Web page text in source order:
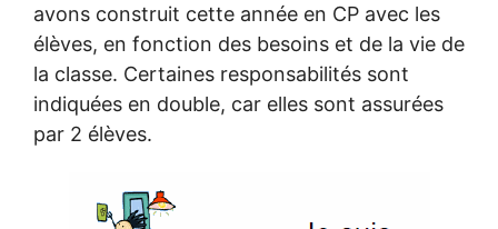
avons construit cette année en CP avec les
élèves, en fonction des besoins et de la vie de
la classe. Certaines responsabilités sont
indiquées en double, car elles sont assurées
par 2 élèves.